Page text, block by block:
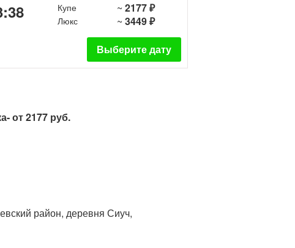
Купе ~ 2177 ₽
Люкс ~ 3449 ₽
Выберите дату
от 2177 руб.
район, деревня Сиуч,